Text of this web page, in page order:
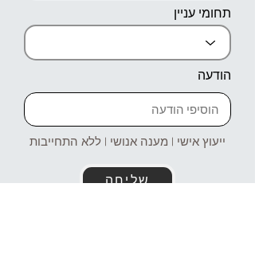
תחומי עניין
הודעה
ייעוץ אישי | מענה אנושי | ללא התחייבות
שליחה